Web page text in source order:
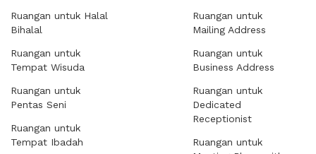
Ruangan untuk Halal
Bihalal
Ruangan untuk
Tempat Wisuda
Ruangan untuk
Pentas Seni
Ruangan untuk
Tempat Ibadah
Ruangan untuk
Mailing Address
Ruangan untuk
Business Address
Ruangan untuk
Dedicated
Receptionist
Ruangan untuk